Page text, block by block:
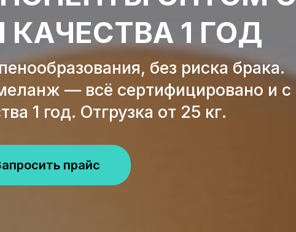
без риска брака.
— всё сертифицировано и с
1 год. Отгрузка от 25 кг.
прайс
КАЧЕСТВА 1 ГОД